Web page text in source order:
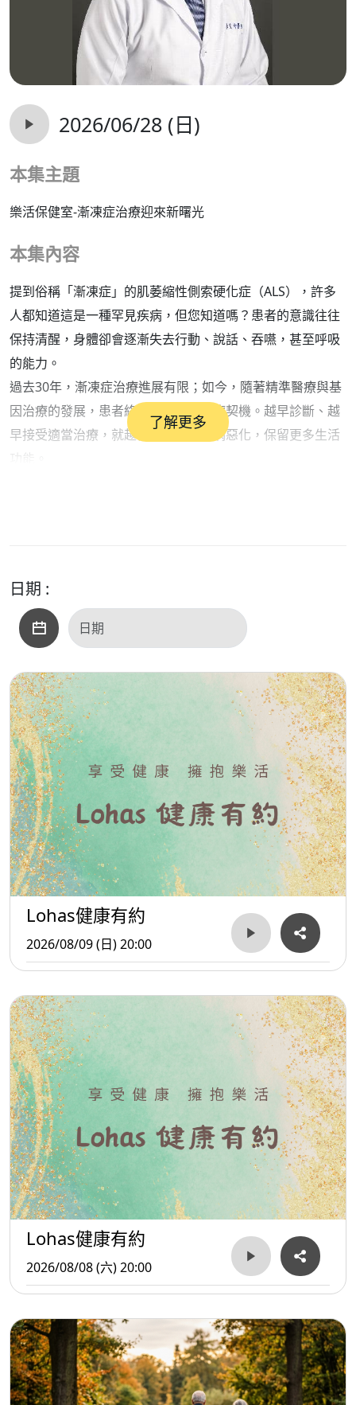
2026/06/28 (日)
本集主題
樂活保健室-漸凍症治療迎來新曙光
本集內容
提到俗稱「漸凍症」的肌萎縮性側索硬化症（ALS），許多
人都知道這是一種罕見疾病，但您知道嗎？患者的意識往往
保持清醒，身體卻會逐漸失去行動、說話、吞嚥，甚至呼吸
的能力。
過去30年，漸凍症治療進展有限；如今，隨著精準醫療與基
因治療的發展，患者終於迎來新的治療契機。越早診斷、越
早接受適當治療，就越有機會延緩疾病惡化，保留更多生活
功能。
🔹 基因檢測為何是精準治療的重要關鍵？
🔹 最新醫療發展為患者帶來哪些希望？
了解更多
日期 :
Lohas健康有約
2026/08/09 (日) 20:00
Lohas健康有約
2026/08/08 (六) 20:00